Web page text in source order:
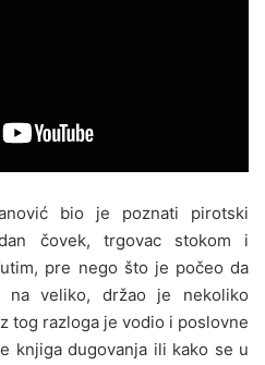
bio je poznati pirotski
čovek, trgovac stokom i
pre nego što je počeo da
na veliko, držao je nekoliko
tog razloga je vodio i poslovne
knjiga dugovanja ili kako se u